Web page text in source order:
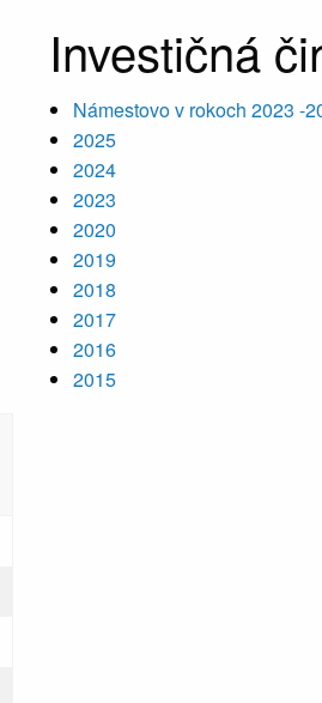
Investičná
Námestovo v rokoch 2023 -
2025
2024
2023
2020
2019
2018
2017
2016
2015